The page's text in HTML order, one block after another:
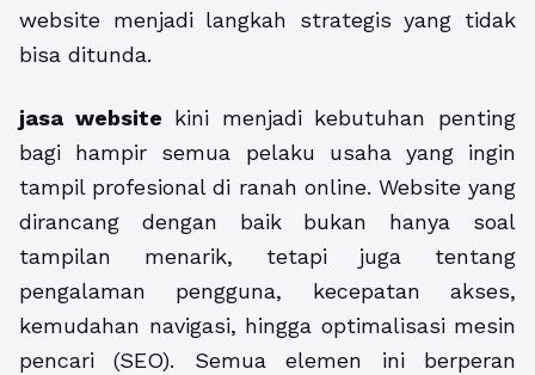
website menjadi langkah strategis yang tidak
bisa ditunda.
jasa website kini menjadi kebutuhan penting
bagi hampir semua pelaku usaha yang ingin
tampil profesional di ranah online. Website yang
dirancang dengan baik bukan hanya soal
tampilan menarik, tetapi juga tentang
pengalaman pengguna, kecepatan akses,
kemudahan navigasi, hingga optimalisasi mesin
pencari (SEO). Semua elemen ini berperan